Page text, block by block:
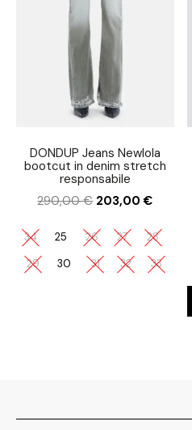
DONDUP Jeans Newlola
bootcut in denim stretch
responsabile
290,00€ 203,00€
34 25 26 27
28
29
30 31 32 33